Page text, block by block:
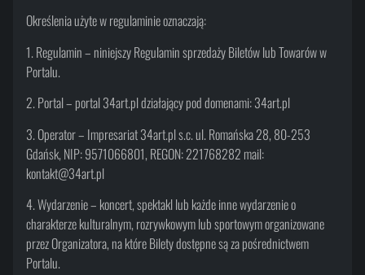
Określenia użyte w regulaminie oznaczają:
1. Regulamin – niniejszy Regulamin sprzedaży Biletów lub Towarów w
Portalu.
2. Portal – portal 34art.pl działający pod domenami: 34art.pl
3. Operator – Impresariat 34art.pl s.c. ul. Romańska 28, 80-253
Gdańsk, NIP: 9571066801, REGON: 221768282 mail:
kontakt@34art.pl
4. Wydarzenie – koncert, spektakl lub każde inne wydarzenie o
charakterze kulturalnym, rozrywkowym lub sportowym organizowane
przez Organizatora, na które Bilety dostępne są za pośrednictwem
Portalu.